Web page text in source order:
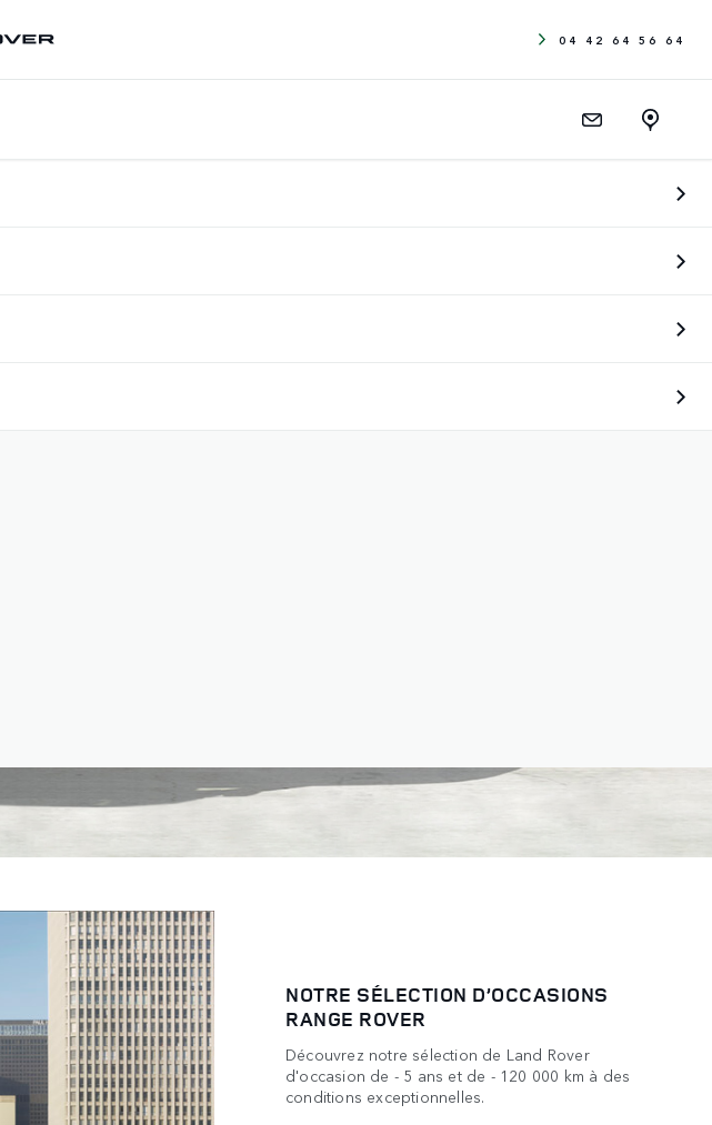
04 42 64 56 64
NOTRE SÉLECTION D’OCCASIONS
RANGE ROVER
Découvrez notre sélection de Land Rover
d'occasion de - 5 ans et de - 120 000 km à des
conditions exceptionnelles.